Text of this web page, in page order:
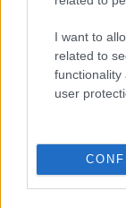
I want to
related to
functionality
user
στοιχεία
υψηλό
2022)
επιλογών
βάσεων
πηγές του